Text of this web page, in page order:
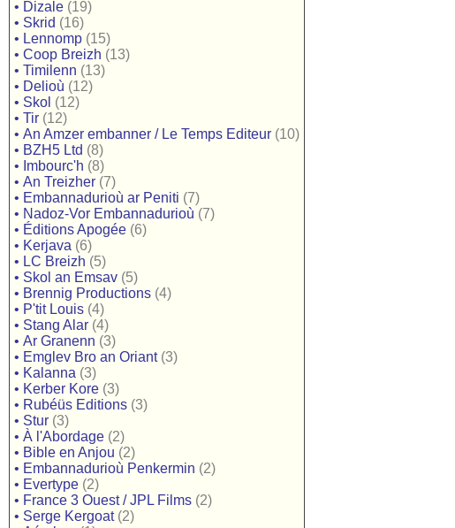
• Dizale (19)
• Skrid (16)
• Lennomp (15)
• Coop Breizh (13)
• Timilenn (13)
• Delioù (12)
• Skol (12)
• Tir (12)
• An Amzer embanner / Le Temps Editeur (10)
• BZH5 Ltd (8)
• Imbourc'h (8)
• An Treizher (7)
• Embannadurioù ar Peniti (7)
• Nadoz-Vor Embannadurioù (7)
• Éditions Apogée (6)
• Kerjava (6)
• LC Breizh (5)
• Skol an Emsav (5)
• Brennig Productions (4)
• P'tit Louis (4)
• Stang Alar (4)
• Ar Granenn (3)
• Emglev Bro an Oriant (3)
• Kalanna (3)
• Kerber Kore (3)
• Rubéüs Editions (3)
• Stur (3)
• À l'Abordage (2)
• Bible en Anjou (2)
• Embannadurioù Penkermin (2)
• Evertype (2)
• France 3 Ouest / JPL Films (2)
• Serge Kergoat (2)